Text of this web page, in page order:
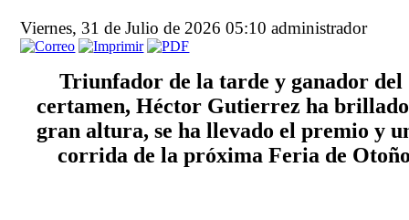
Viernes, 31 de Julio de 2026 05:10administrador
Triunfador de la tarde y ganador del
certamen, Héctor Gutierrez ha
gran altura, se ha llevado el premio y
corrida de la próxima Feria de